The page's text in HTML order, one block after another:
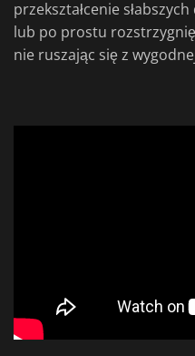
przekształcenie
lub po prostu
nie ruszając się z